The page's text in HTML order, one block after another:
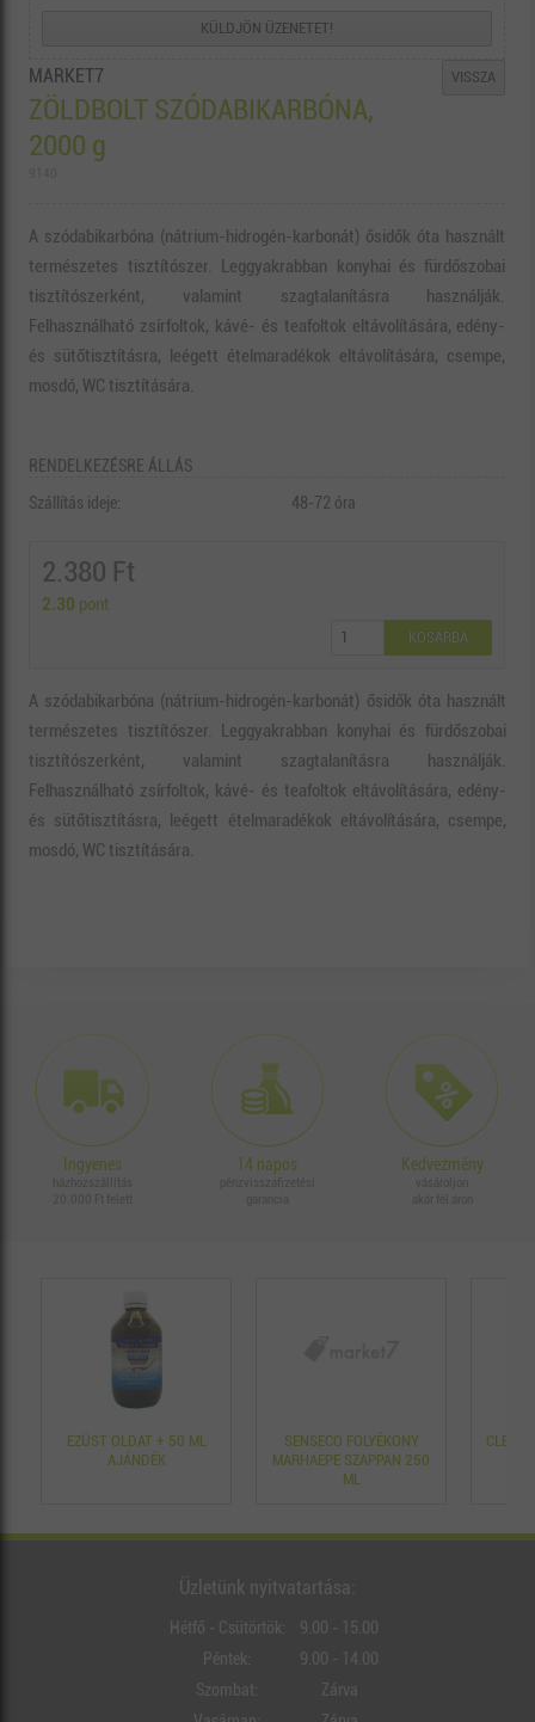
KÜLDJÖN ÜZENETET!
VISSZA
MARKET7
ZÖLDBOLT SZÓDABIKARBÓNA,
2000 g
A szódabikarbóna (nátrium-hidrogén-karbonát) ősidők óta használt
természetes tisztítószer. Leggyakrabban konyhai és fürdőszobai
tisztítószerként, valamint szagtalanításra használják.
Felhasználható zsírfoltok, kávé- és teafoltok eltávolítására, edény-
és sütőtisztításra, leégett ételmaradékok eltávolítására, csempe,
mosdó, WC tisztítására.
RENDELKEZÉSRE ÁLLÁS
Szállítás ideje:
48-72 óra
2.380 Ft
2.30 pont
KOSÁRBA
A szódabikarbóna (nátrium-hidrogén-karbonát) ősidők óta használt
természetes tisztítószer. Leggyakrabban konyhai és fürdőszobai
tisztítószerként, valamint szagtalanításra használják.
Felhasználható zsírfoltok, kávé- és teafoltok eltávolítására, edény-
és sütőtisztításra, leégett ételmaradékok eltávolítására, csempe,
mosdó, WC tisztítására.
Ingyenes 14 napos Kedvezmény
EZÜST OLDAT + 50 ML
AJÁNDÉK
SENSECO FOLYÉKONY
MARHAEPE SZAPPAN 250
ML
Üzletünk nyitvatartása:
Hétfő - Csütörtök:
9.00 - 15.00
Péntek:
9.00 - 14.00
Szombat:
Zárva